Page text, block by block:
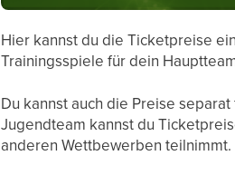
Hier kannst du die Ticketpreise
Trainingsspiele für dein
Du kannst auch die Preise
Jugendteam kannst du
anderen Wettbewerben teilnimmt.